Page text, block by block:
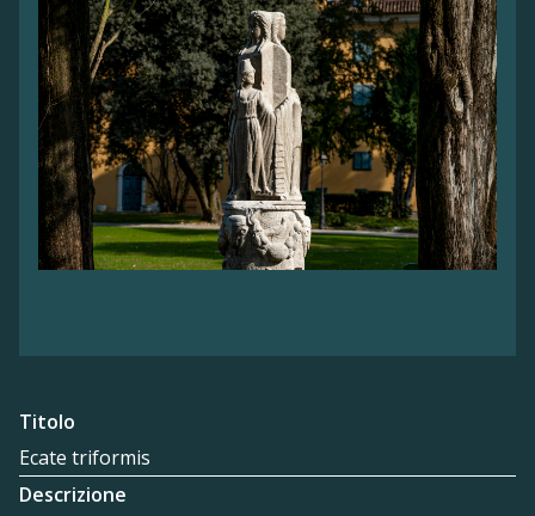
Titolo
Ecate triformis
Descrizione